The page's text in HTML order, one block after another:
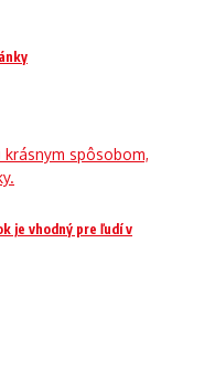
je vhodný pre ľudí v